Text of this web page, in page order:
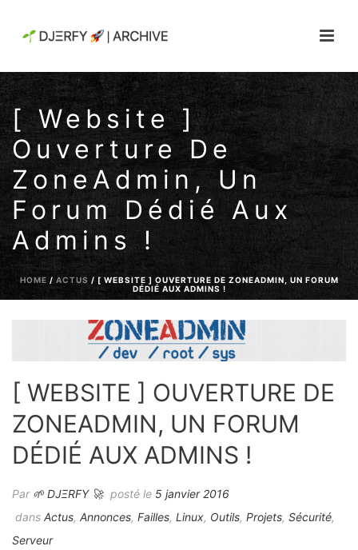
[ Website ]
Ouverture De
ZoneAdmin, Un
Forum Dédié Aux
Admins !
HOME / ACTUS / [ WEBSITE ] OUVERTURE DE ZONEADMIN, UN FORUM
DÉDIÉ AUX ADMINS !
[ WEBSITE ] OUVERTURE DE
ZONEADMIN, UN FORUM
DÉDIÉ AUX ADMINS !
Par 🌱 DJΞRFY 🚀 posté le 5 janvier 2016
dans Actus, Annonces, Failles, Linux, Outils, Projets, Sécurité,
Serveur